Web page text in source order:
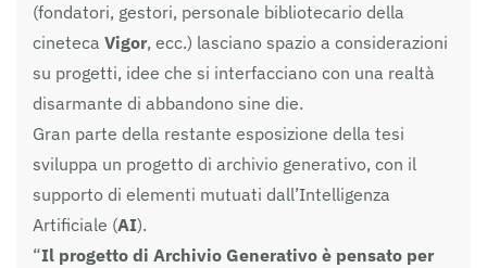
(fondatori, gestori, personale bibliotecario della
cineteca Vigor, ecc.) lasciano spazio a considerazioni
su progetti, idee che si interfacciano con una realtà
disarmante di abbandono sine die.
Gran parte della restante esposizione della tesi
sviluppa un progetto di archivio generativo, con il
supporto di elementi mutuati dall’Intelligenza
Artificiale (AI).
“Il progetto di Archivio Generativo è pensato per